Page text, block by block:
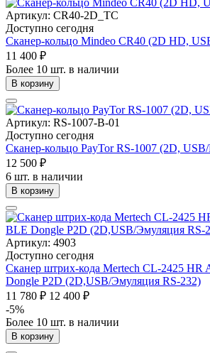
Артикул: CR40-2D_TC
Доступно сегодня
Сканер-кольцо Mindeo CR40 (2D HD,
11 400 ₽
Более 10 шт. в наличии
В корзину
Артикул: RS-1007-B-01
Доступно сегодня
Сканер-кольцо PayTor RS-1007 (2D,
12 500 ₽
6 шт. в наличии
В корзину
Артикул: 4903
Доступно сегодня
Сканер штрих-кода Mertech CL-2425 HR
Dongle P2D (2D,USB/Эмуляция RS-232)
11 780 ₽ 12 400 ₽
-5%
Более 10 шт. в наличии
В корзину